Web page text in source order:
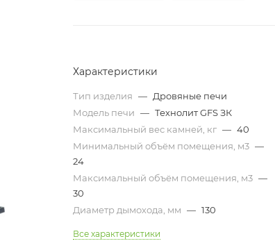
Характеристики
Тип изделия — Дровяные печи
Модель печи — Технолит GFS ЗК
Максимальный вес камней, кг — 40
Минимальный объём помещения, м3 —
24
Максимальный объём помещения, м3 —
30
Диаметр дымохода, мм — 130
Все характеристики